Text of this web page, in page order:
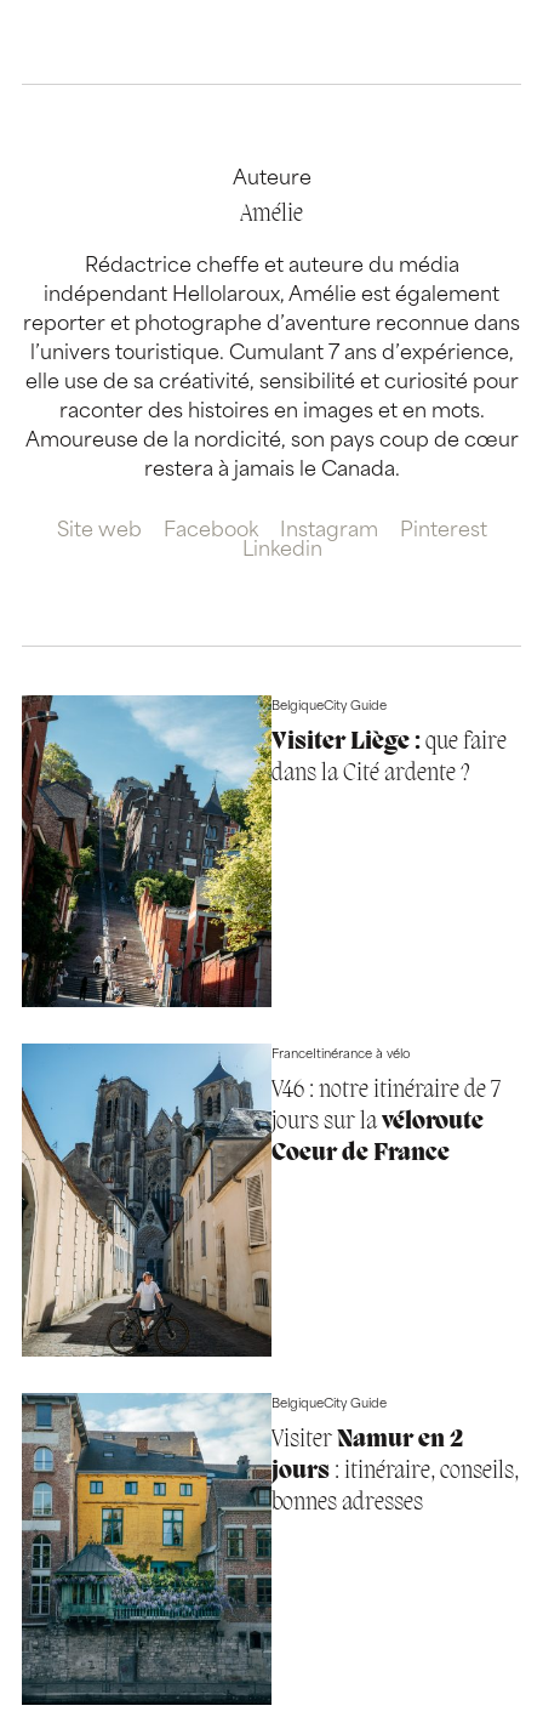
Auteure
Amélie
Rédactrice cheffe et auteure du média
indépendant Hellolaroux, Amélie est également
reporter et photographe d’aventure reconnue dans
l’univers touristique. Cumulant 7 ans d’expérience,
elle use de sa créativité, sensibilité et curiosité pour
raconter des histoires en images et en mots.
Amoureuse de la nordicité, son pays coup de cœur
restera à jamais le Canada.
Site web Facebook Instagram
Pinterest
Linkedin
BelgiqueCity Guide
Visiter Liège :que faire
dans la Cité ardente ?
FranceItinérance à vélo
V46 : notre itinéraire de 7
jours sur lavéloroute
Coeur de France
BelgiqueCity Guide
VisiterNamur en 2
jours: itinéraire, conseils,
bonnes adresses